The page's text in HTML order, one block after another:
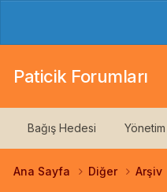
Paticik Forumları
Bağış Hedesi Yönetim
Ana Sayfa Diğer Arşiv